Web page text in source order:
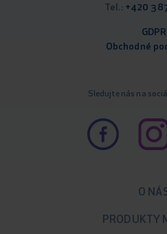
Tel.: +420
GDPR
Obchodné
Sledujte nás na
O
PRODUKTY